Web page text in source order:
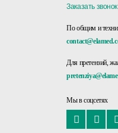
Заказать звонок
По общим и
Для претензий,
Мы в соцсетях